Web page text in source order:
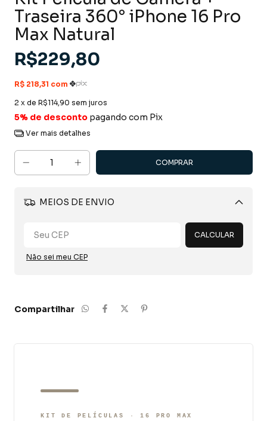
Traseira 360° iPhone 16 Pro
Max Natural
R$229,80
2 x de R$114,90 sem juros
5% de desconto pagando com Pix
Ver mais detalhes
MEIOS DE ENVIO
Alterar CEP
CALCULAR
Não sei meu CEP
Compartilhar
KIT DE PELÍCULAS · 16 PRO MAX